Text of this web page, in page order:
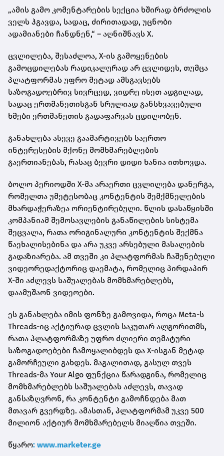
„ამის გამო კომენტარების სექცია ხშირად ბრძოლის
ველს ჰგავდა, სადაც, ძირითადად, უცნობი
ადამიანები ჩანდნენ,“ – აღნიშნავს X.
ცვლილება, შესაძლოა, X-ის გამოყენების
გამოცდილებას რადიკალურად არ ცვლიდეს, თუმცა
პლატფორმას უფრო მეტად ამსგავსებს
საზოგადოებრივ სივრცედ, ვიდრე ისეთ ადგილად,
სადაც ერთმანეთისგან სრულიად განსხვავებული
ხმები ერთმანეთის გადაფარვას ცდილობენ.
განახლება ასევე გაამარტივებს საერთო
ინტერესების მქონე მომხმარებლების
გაერთიანებას, რასაც ბევრი დიდი ხანია ითხოვდა.
ბოლო პერიოდში X-მა არაერთი ცვლილება დანერგა,
რომელთა უმეტესობაც კონტენტის შემქმნელების
მხარდაჭერაზეა ორიენტირებული. წლის დასაწყისში
კომპანიამ შემოსავლების განაწილების სისტემა
შეცვალა, რათა ორიგინალური კონტენტის შექმნა
წაეხალისებინა და არა უკვე არსებული მასალების
გადაზიარება. ამ თვეში კი პლატფორმას ჩაშენებული
ვიდეორედაქტორიც დაემატა, რომელიც პირდაპირ
X-ში აძლევს საშუალებას მომხმარებლებს,
დაამუშაონ ვიდეოები.
ეს განახლება იმის ფონზე გამოვიდა, როცა Meta-ს
Threads-იც აქტიურად ცვლის საკუთარ ალგორითმს,
რათა პლატფორმაზე უფრო ძლიერი თემატური
საზოგადოებები ჩამოყალიბდეს და X-ისგან მეტად
გამორჩეული გახდეს. მაგალითად, გასულ თვეს
Threads-მა Your Algo ფუნქცია წარადგინა, რომელიც
მომხმარებლებს საშუალებას აძლევს, თავად
განსაზღვრონ, რა კონტენტი გამოჩნდება მათ
მთავარ გვერდზე. ამასთან, პლატფორმამ უკვე 500
მილიონ აქტიურ მომხმარებელს მიაღწია თვეში.
წყარო: www.marketer.ge